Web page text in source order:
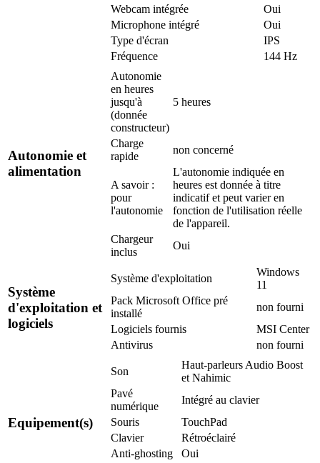
Webcam intégrée
Oui
Microphone intégré
Oui
Type d'écran
IPS
Fréquence
144 Hz
Autonomie et
alimentation
Autonomie
en heures
jusqu'à
(donnée
constructeur)
5 heures
Charge
rapide
non concerné
A savoir :
pour
l'autonomie
L'autonomie indiquée en
heures est donnée à titre
indicatif et peut varier en
fonction de l'utilisation réelle
de l'appareil.
Chargeur
inclus
Oui
Système
d'exploitation et
logiciels
Système d'exploitation
Windows
11
Pack Microsoft Office pré
installé
non fourni
Logiciels fournis
MSI Center
Antivirus
non fourni
Equipement(s)
Son
Haut-parleurs Audio Boost
et Nahimic
Pavé
numérique
Intégré au clavier
Souris
TouchPad
Clavier
Rétroéclairé
Anti-ghosting
Oui